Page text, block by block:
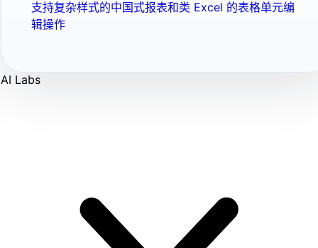
支持复杂样式的中国式报表和类 Excel 的表格单元编
辑操作
AI Labs